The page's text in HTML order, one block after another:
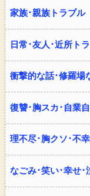
家族･親族トラブル
日常･友人･近所ト
衝撃的な話･修羅場
復讐･胸スカ･自業
理不尽･胸クソ･不
なごみ･笑い･幸せ･